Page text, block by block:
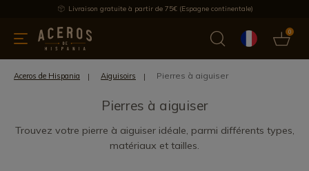
Livraison gratuite à partir de 75€ (Espagne continentale)
0
de cuisine Offre Dernières nouvelles Meilleures ventes
Aceros de Hispania Aiguisoirs Pierres à aiguiser
Pierres à aiguiser
Trouvez votre pierre à aiguiser idéale, parmi différents types,
matériaux et tailles.